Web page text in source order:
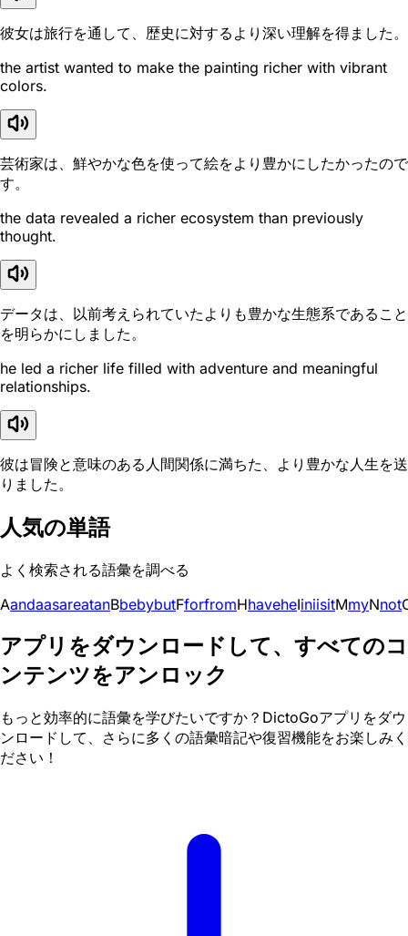
彼女は旅行を通して、歴史に対するより深い理解を得ました。
the artist wanted to make the painting richer with vibrant
colors.
芸術家は、鮮やかな色を使って絵をより豊かにしたかったので
す。
the data revealed a richer ecosystem than previously
thought.
データは、以前考えられていたよりも豊かな生態系であること
を明らかにしました。
he led a richer life filled with adventure and meaningful
relationships.
彼は冒険と意味のある人間関係に満ちた、より豊かな人生を送
りました。
人気の単語
よく検索される語彙を調べる
AandaasareatanBbebybutFforfromHhaveheIiniisitMmyNnot
アプリをダウンロードして、すべてのコ
ンテンツをアンロック
もっと効率的に語彙を学びたいですか？DictoGoアプリをダウ
ンロードして、さらに多くの語彙暗記や復習機能をお楽しみく
ださい！